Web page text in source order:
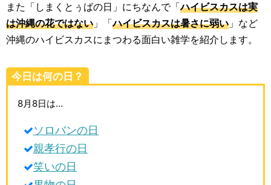
また「しまくとぅばの日」にちなんで「ハイビスカスは実
は沖縄の花ではない 」「ハイビスカスは暑さに弱い 」など
沖縄のハイビスカスにまつわる面白い雑学を紹介します。
今日は何の日？
8月8日は…
ソロバンの日
親孝行の日
笑いの日
スポーツ雑学
食べ物雑学
動物雑学
サイト情報